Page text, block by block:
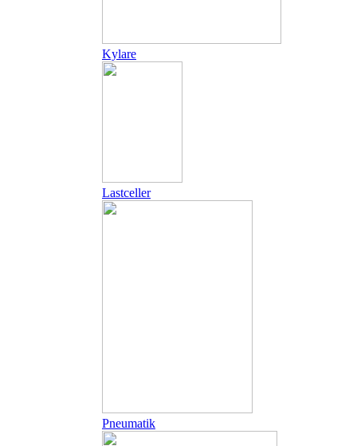
Kylare
Lastceller
Pneumatik